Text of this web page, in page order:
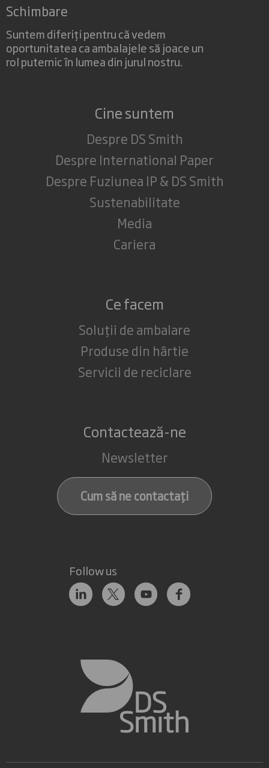
Schimbare
Suntem diferiți pentru că vedem
oportunitatea ca ambalajele să joace un
rol puternic în lumea din jurul nostru.
Cine suntem
Despre DS Smith
Despre International Paper
Despre Fuziunea IP & DS Smith
Sustenabilitate
Media
Cariera
Ce facem
Soluții de ambalare
Produse din hârtie
Servicii de reciclare
Contactează-ne
Newsletter
Cum să ne contactați
Follow us